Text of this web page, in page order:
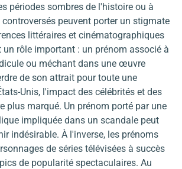
périodes sombres de l'histoire ou à
peuvent porter un stigmate
littéraires et cinématographiques
un rôle important : un prénom associé à
ou méchant dans une œuvre
de son attrait pour toute une
Unis, l'impact des célébrités et des
plus marqué. Un prénom porté par une
impliquée dans un scandale peut
indésirable. À l'inverse, les prénoms
de séries télévisées à succès
de popularité spectaculaires. Au